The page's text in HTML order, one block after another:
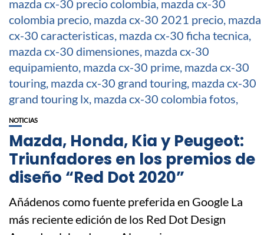
NOTICIAS
Mazda, Honda, Kia y Peugeot:
Triunfadores en los premios de
diseño “Red Dot 2020”
Añádenos como fuente preferida en Google La
más reciente edición de los Red Dot Design